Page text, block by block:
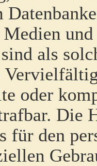
als
oder
Die
für den